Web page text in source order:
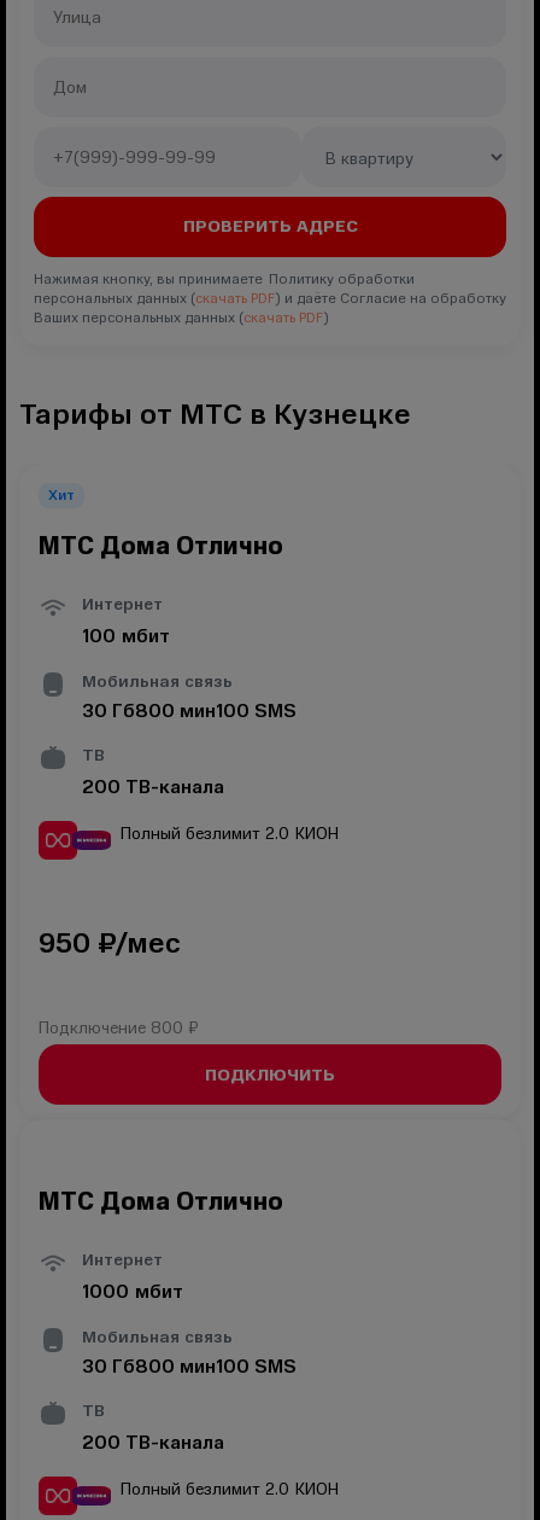
Нажимая кнопку, вы принимаете Политику обработки
персональных данных (скачать PDF) и даёте Согласие на обработку
Ваших персональных данных (скачать PDF)
Тарифы от МТС в Кузнецке
Хит
МТС Дома Отлично
Интернет
100 мбит
Мобильная связь
30 Гб800 мин100 SMS
ТВ
200 ТВ-канала
Полный безлимит 2.0 КИОН
950 ₽/мес
Подключение 800 ₽
ПОДКЛЮЧИТЬ
МТС Дома Отлично
Интернет
1000 мбит
Мобильная связь
30 Гб800 мин100 SMS
ТВ
200 ТВ-канала
Полный безлимит 2.0 КИОН